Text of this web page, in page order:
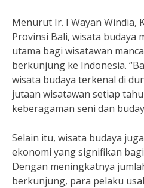
Menurut Ir. I Wayan Windia,
Provinsi Bali, wisata budaya
utama bagi wisatawan
berkunjung ke Indonesia.
wisata budaya terkenal di
jutaan wisatawan setiap
keberagaman seni dan
Selain itu, wisata budaya
ekonomi yang signifikan
Dengan meningkatnya
berkunjung, para pelaku